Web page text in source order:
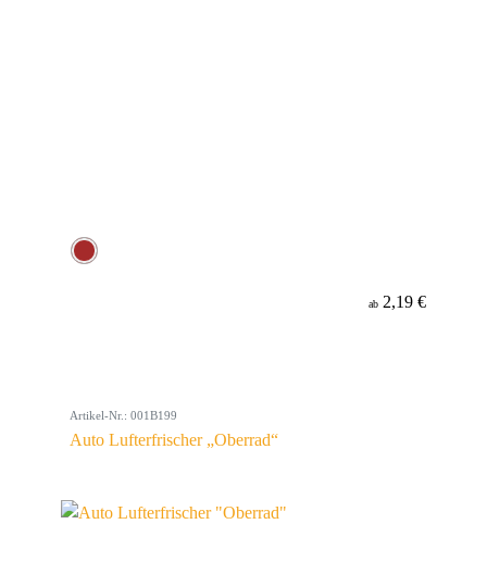
ab 2,19 €
Artikel-Nr.: 001B199
Auto Lufterfrischer „Oberrad“